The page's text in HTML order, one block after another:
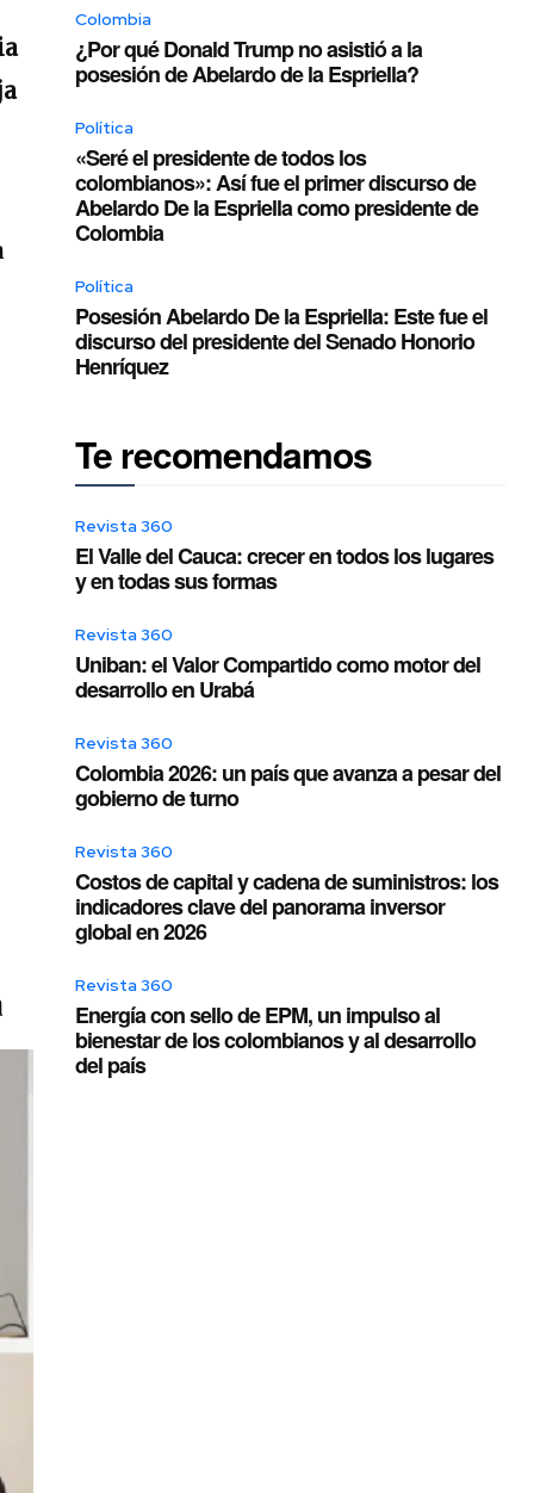
Colombia
¿Por qué Donald Trump no asistió a la
posesión de Abelardo de la Espriella?
Política
«Seré el presidente de todos los
colombianos»: Así fue el primer discurso de
Abelardo De la Espriella como presidente de
Colombia
Política
Posesión Abelardo De la Espriella: Este fue el
discurso del presidente del Senado Honorio
Henríquez
Te recomendamos
Revista 360
El Valle del Cauca: crecer en todos los lugares
y en todas sus formas
Revista 360
Uniban: el Valor Compartido como motor del
desarrollo en Urabá
Revista 360
Colombia 2026: un país que avanza a pesar del
gobierno de turno
Revista 360
Costos de capital y cadena de suministros: los
indicadores clave del panorama inversor
global en 2026
Revista 360
Energía con sello de EPM, un impulso al
bienestar de los colombianos y al desarrollo
del país